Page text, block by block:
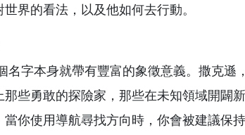
界的看法，以及他如何去行動。
名字本身就帶有豐富的象徵意義。撒克遜
些勇敢的探險家，那些在未知領域開闢
你使用導航尋找方向時，你會被建議保